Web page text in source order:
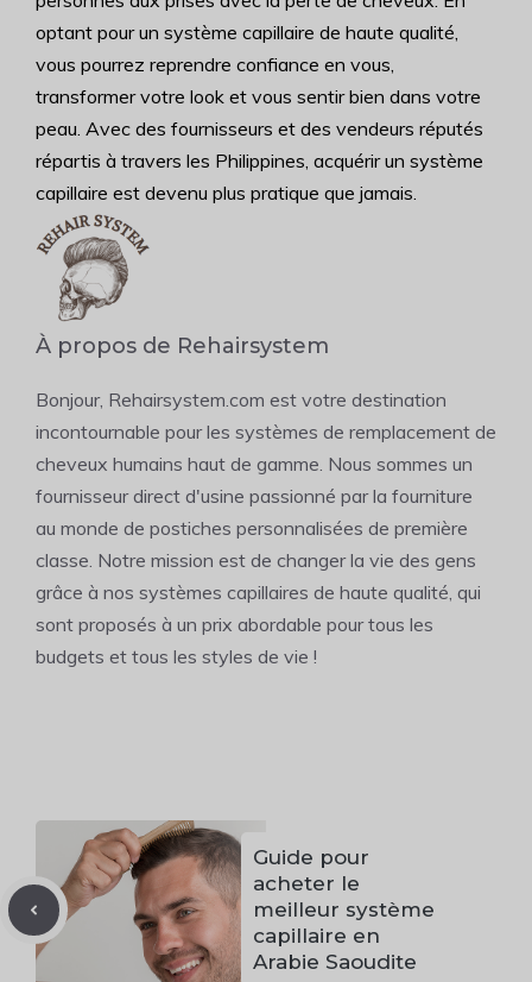
optant pour un système capillaire de haute qualité,
vous pourrez reprendre confiance en vous,
transformer votre look et vous sentir bien dans votre
peau. Avec des fournisseurs et des vendeurs réputés
répartis à travers les Philippines, acquérir un système
capillaire est devenu plus pratique que jamais.
À propos de Rehairsystem
Bonjour, Rehairsystem.com est votre destination
incontournable pour les systèmes de remplacement de
cheveux humains haut de gamme. Nous sommes un
fournisseur direct d'usine passionné par la fourniture
au monde de postiches personnalisées de première
classe. Notre mission est de changer la vie des gens
grâce à nos systèmes capillaires de haute qualité, qui
sont proposés à un prix abordable pour tous les
budgets et tous les styles de vie !
Guide pour
acheter le
meilleur système
capillaire en
Arabie Saoudite